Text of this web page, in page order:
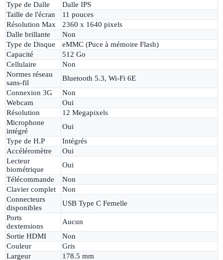
Type de Dalle
Dalle IPS
Taille de l'écran
11 pouces
Résolution Max
2360 x 1640 pixels
Dalle brillante
Non
Type de Disque
eMMC (Puce à mémoire Flash)
Capacité
512 Go
Cellulaire
Non
Normes réseau
sans-fil
Bluetooth 5.3, Wi-Fi 6E
Connexion 3G
Non
Webcam
Oui
Résolution
12 Megapixels
Microphone
intégré
Oui
Type de H.P
Intégrés
Accéléromètre
Oui
Lecteur
biométrique
Oui
Télécommande
Non
Clavier complet
Non
Connecteurs
disponibles
USB Type C Femelle
Ports
dextensions
Aucun
Sortie HDMI
Non
Couleur
Gris
Largeur
178.5 mm